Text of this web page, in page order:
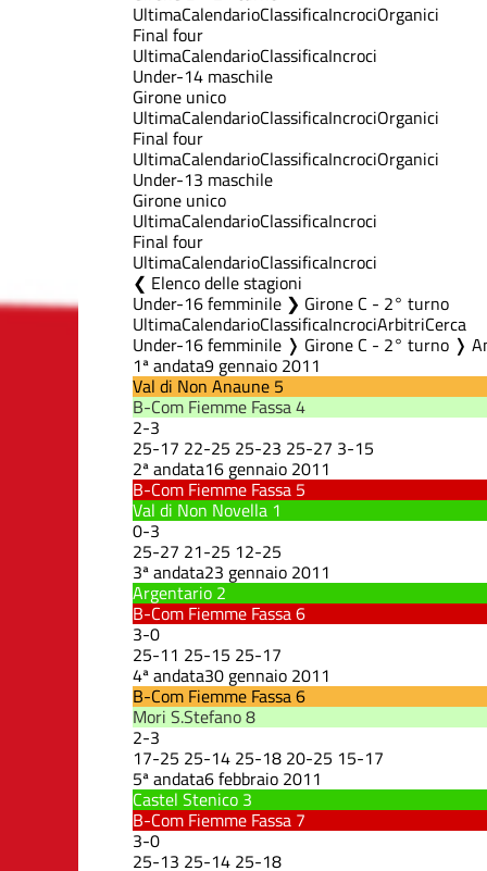
UltimaCalendarioClassificaIncrociOrganici
Final four
UltimaCalendarioClassificaIncroci
Under-14 maschile
Girone unico
UltimaCalendarioClassificaIncrociOrganici
Final four
UltimaCalendarioClassificaIncrociOrganici
Under-13 maschile
Girone unico
UltimaCalendarioClassificaIncroci
Final four
UltimaCalendarioClassificaIncroci
Elenco delle stagioni
Under-16 femminile ❯ Girone C - 2° turno
UltimaCalendarioClassificaIncrociArbitriCerca
Under-16 femminile ❭ Girone C - 2° turno ❭
1ª andata9 gennaio 2011
Val di Non Anaune 5
B-Com Fiemme Fassa4
2-3
25-17 22-25 25-23 25-27 3-15
2ª andata16 gennaio 2011
B-Com Fiemme Fassa 5
Val di Non Novella 1
0-3
25-27 21-25 12-25
3ª andata23 gennaio 2011
Argentario 2
B-Com Fiemme Fassa6
3-0
25-11 25-15 25-17
4ª andata30 gennaio 2011
B-Com Fiemme Fassa6
Mori S.Stefano8
2-3
17-25 25-14 25-18 20-25 15-17
5ª andata6 febbraio 2011
Castel Stenico 3
B-Com Fiemme Fassa 7
3-0
25-13 25-14 25-18